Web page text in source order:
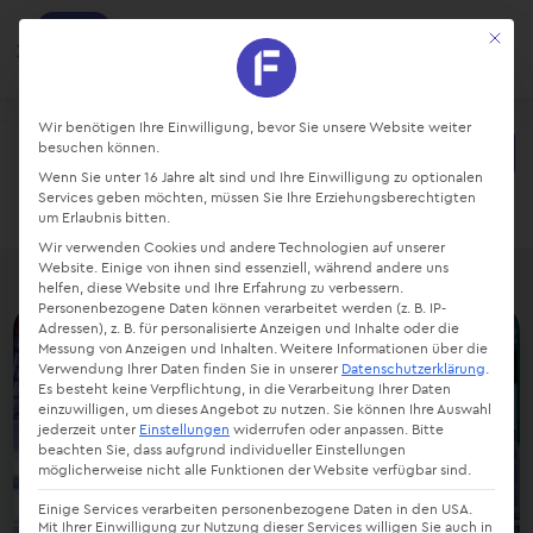
Projekte und Aufgaben managen
Kostenlos - Bei Google Play
Ansehen
Login
Mit
Datenschutz-Präferenz
Wir benötigen Ihre Einwilligung, bevor Sie unsere Website weiter
besuchen können.
Wenn Sie unter 16 Jahre alt sind und Ihre Einwilligung zu optionalen
Services geben möchten, müssen Sie Ihre Erziehungsberechtigten
um Erlaubnis bitten.
Wir verwenden Cookies und andere Technologien auf unserer
Website. Einige von ihnen sind essenziell, während andere uns
helfen, diese Website und Ihre Erfahrung zu verbessern.
Personenbezogene Daten können verarbeitet werden (z. B. IP-
Adressen), z. B. für personalisierte Anzeigen und Inhalte oder die
Messung von Anzeigen und Inhalten.Weitere Informationen über die
Verwendung Ihrer Daten finden Sie in unserer Datenschutzerklärung.
Es besteht keine Verpflichtung, in die Verarbeitung Ihrer Daten
einzuwilligen, um dieses Angebot zu nutzen. Sie können Ihre Auswahl
jederzeit unter Einstellungen widerrufen oder anpassen. Bitte
beachten Sie, dass aufgrund individueller Einstellungen
möglicherweise nicht alle Funktionen der Website verfügbar sind.
Einige Services verarbeiten personenbezogene Daten in den USA.
Mit Ihrer Einwilligung zur Nutzung dieser Services willigen Sie auch in